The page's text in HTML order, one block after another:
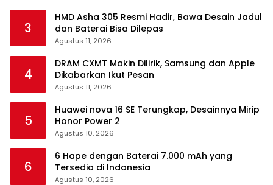
3
HMD Asha 305 Resmi Hadir, Bawa Desain Jadul
dan Baterai Bisa Dilepas
Agustus 11, 2026
4
DRAM CXMT Makin Dilirik, Samsung dan Apple
Dikabarkan Ikut Pesan
Agustus 11, 2026
5
Huawei nova 16 SE Terungkap, Desainnya Mirip
Honor Power 2
Agustus 10, 2026
6
6 Hape dengan Baterai 7.000 mAh yang
Tersedia di Indonesia
Agustus 10, 2026